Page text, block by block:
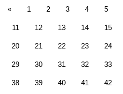
« 1 2 3 4 5
11 12 13 14 15
20 21 22 23 24
29 30 31 32 33
38 39 40 41 42